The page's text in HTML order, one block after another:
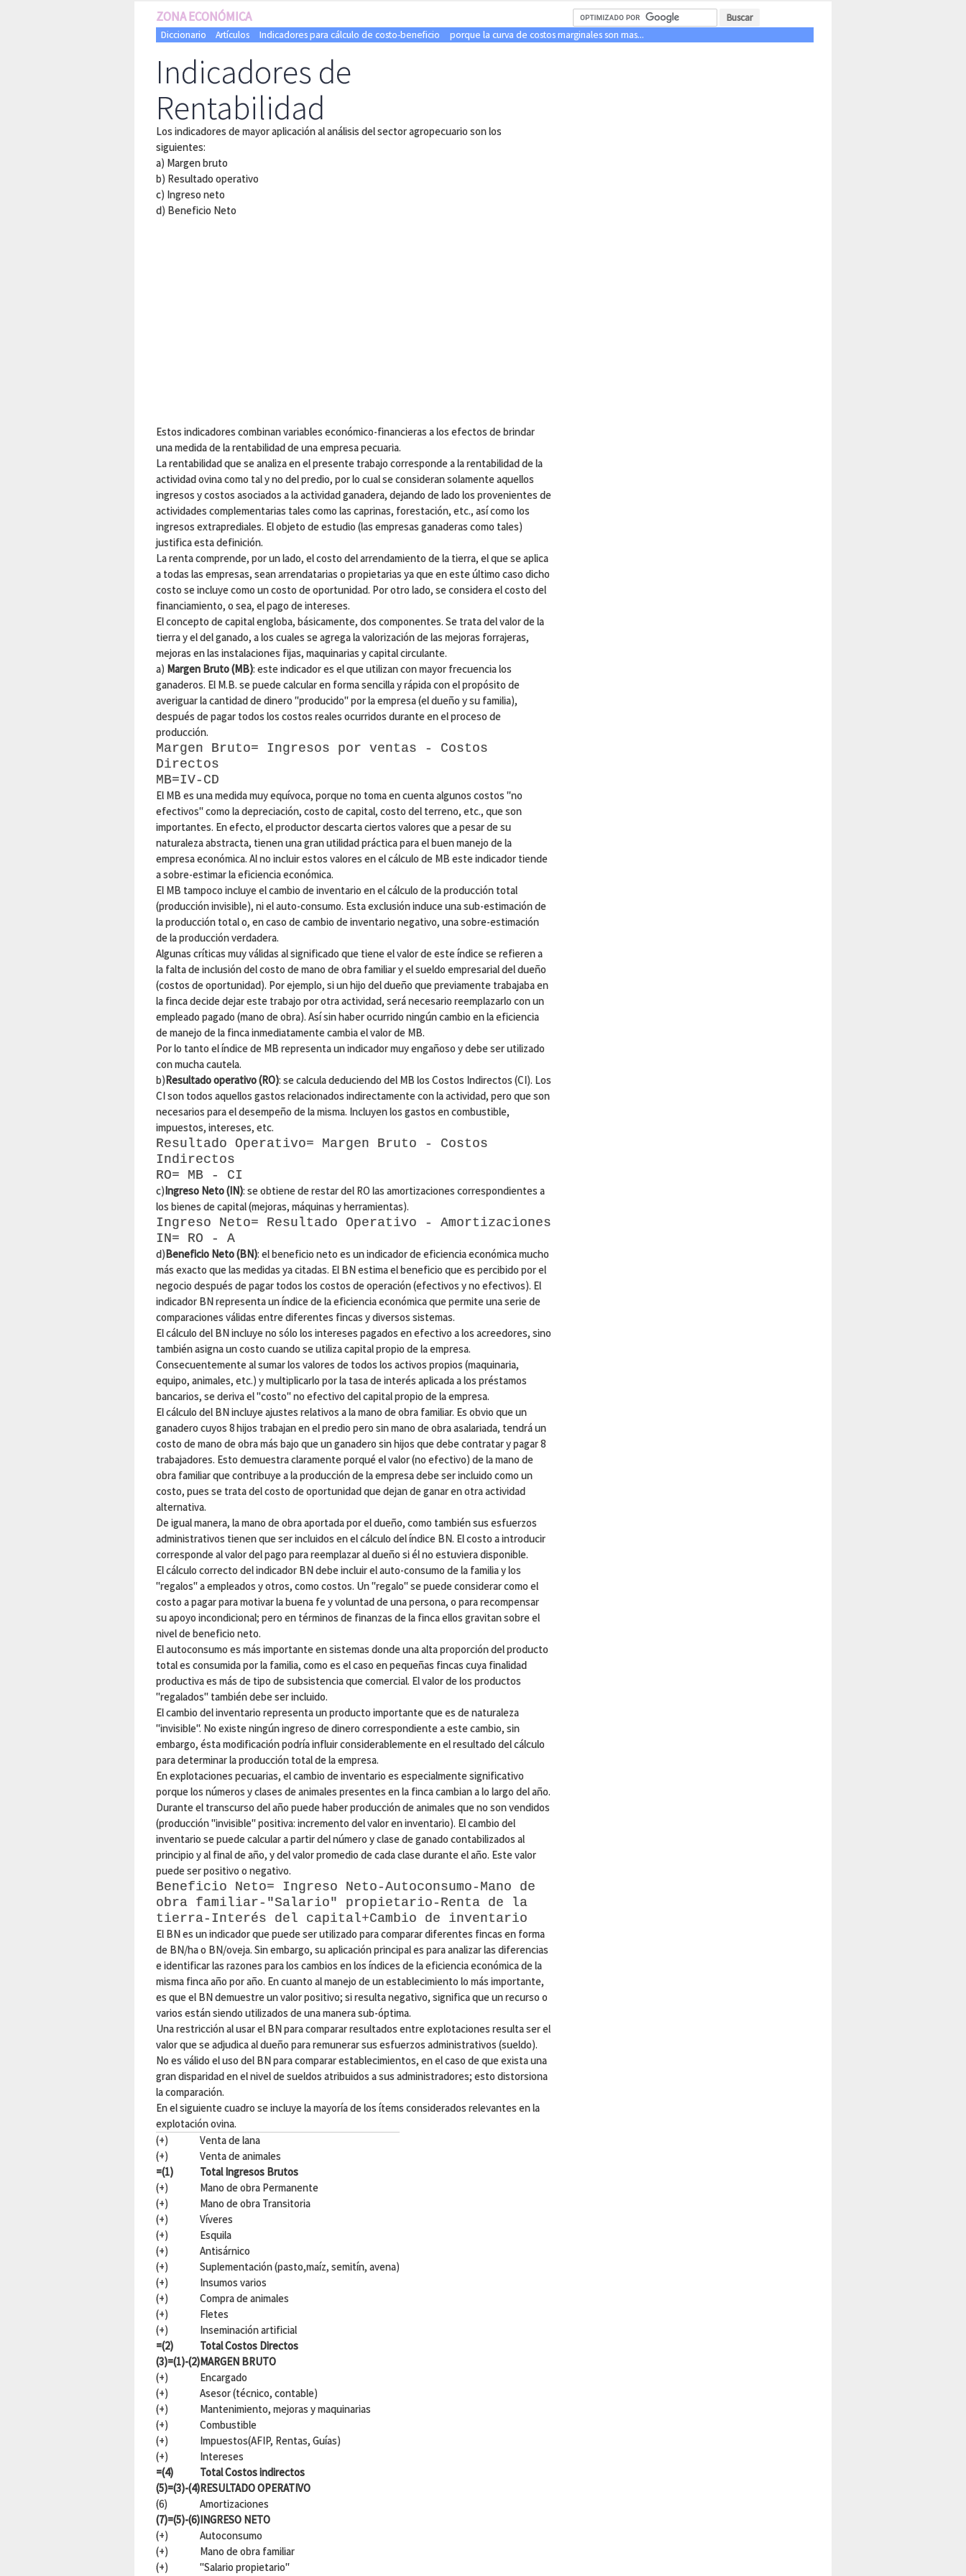
ZONA ECONÓMICA
Diccionario Artículos Indicadores para cálculo de costo-beneficio porque la curva de costos marginales son mas...
Indicadores de
Rentabilidad
Los indicadores de mayor aplicación al análisis del sector agropecuario son los
siguientes:
a) Margen bruto
b) Resultado operativo
c) Ingreso neto
d) Beneficio Neto
Estos indicadores combinan variables económico-financieras a los efectos de brindar
una medida de la rentabilidad de una empresa pecuaria.
La rentabilidad que se analiza en el presente trabajo corresponde a la rentabilidad de la
actividad ovina como tal y no del predio, por lo cual se consideran solamente aquellos
ingresos y costos asociados a la actividad ganadera, dejando de lado los provenientes de
actividades complementarias tales como las caprinas, forestación, etc., así como los
ingresos extraprediales. El objeto de estudio (las empresas ganaderas como tales)
justifica esta definición.
La renta comprende, por un lado, el costo del arrendamiento de la tierra, el que se aplica
a todas las empresas, sean arrendatarias o propietarias ya que en este último caso dicho
costo se incluye como un costo de oportunidad. Por otro lado, se considera el costo del
financiamiento, o sea, el pago de intereses.
El concepto de capital engloba, básicamente, dos componentes. Se trata del valor de la
tierra y el del ganado, a los cuales se agrega la valorización de las mejoras forrajeras,
mejoras en las instalaciones fijas, maquinarias y capital circulante.
a) Margen Bruto (MB): este indicador es el que utilizan con mayor frecuencia los
ganaderos. El M.B. se puede calcular en forma sencilla y rápida con el propósito de
averiguar la cantidad de dinero "producido" por la empresa (el dueño y su familia),
después de pagar todos los costos reales ocurridos durante en el proceso de
producción.
Margen Bruto= Ingresos por ventas - Costos
Directos
MB=IV-CD
El MB es una medida muy equívoca, porque no toma en cuenta algunos costos "no
efectivos" como la depreciación, costo de capital, costo del terreno, etc., que son
importantes. En efecto, el productor descarta ciertos valores que a pesar de su
naturaleza abstracta, tienen una gran utilidad práctica para el buen manejo de la
empresa económica. Al no incluir estos valores en el cálculo de MB este indicador tiende
a sobre-estimar la eficiencia económica.
El MB tampoco incluye el cambio de inventario en el cálculo de la producción total
(producción invisible), ni el auto-consumo. Esta exclusión induce una sub-estimación de
la producción total o, en caso de cambio de inventario negativo, una sobre-estimación
de la producción verdadera.
Algunas críticas muy válidas al significado que tiene el valor de este índice se refieren a
la falta de inclusión del costo de mano de obra familiar y el sueldo empresarial del dueño
(costos de oportunidad). Por ejemplo, si un hijo del dueño que previamente trabajaba en
la finca decide dejar este trabajo por otra actividad, será necesario reemplazarlo con un
empleado pagado (mano de obra). Así sin haber ocurrido ningún cambio en la eficiencia
de manejo de la finca inmediatamente cambia el valor de MB.
Por lo tanto el índice de MB representa un indicador muy engañoso y debe ser utilizado
con mucha cautela.
b)Resultado operativo (RO): se calcula deduciendo del MB los Costos Indirectos (CI). Los
CI son todos aquellos gastos relacionados indirectamente con la actividad, pero que son
necesarios para el desempeño de la misma. Incluyen los gastos en combustible,
impuestos, intereses, etc.
Resultado Operativo= Margen Bruto - Costos
Indirectos
RO= MB - CI
c)Ingreso Neto (IN): se obtiene de restar del RO las amortizaciones correspondientes a
los bienes de capital (mejoras, máquinas y herramientas).
Ingreso Neto= Resultado Operativo - Amortizaciones
IN= RO - A
d)Beneficio Neto (BN): el beneficio neto es un indicador de eficiencia económica mucho
más exacto que las medidas ya citadas. El BN estima el beneficio que es percibido por el
negocio después de pagar todos los costos de operación (efectivos y no efectivos). El
indicador BN representa un índice de la eficiencia económica que permite una serie de
comparaciones válidas entre diferentes fincas y diversos sistemas.
El cálculo del BN incluye no sólo los intereses pagados en efectivo a los acreedores, sino
también asigna un costo cuando se utiliza capital propio de la empresa.
Consecuentemente al sumar los valores de todos los activos propios (maquinaria,
equipo, animales, etc.) y multiplicarlo por la tasa de interés aplicada a los préstamos
bancarios, se deriva el "costo" no efectivo del capital propio de la empresa.
El cálculo del BN incluye ajustes relativos a la mano de obra familiar. Es obvio que un
ganadero cuyos 8 hijos trabajan en el predio pero sin mano de obra asalariada, tendrá un
costo de mano de obra más bajo que un ganadero sin hijos que debe contratar y pagar 8
trabajadores. Esto demuestra claramente porqué el valor (no efectivo) de la mano de
obra familiar que contribuye a la producción de la empresa debe ser incluido como un
costo, pues se trata del costo de oportunidad que dejan de ganar en otra actividad
alternativa.
De igual manera, la mano de obra aportada por el dueño, como también sus esfuerzos
administrativos tienen que ser incluidos en el cálculo del índice BN. El costo a introducir
corresponde al valor del pago para reemplazar al dueño si él no estuviera disponible.
El cálculo correcto del indicador BN debe incluir el auto-consumo de la familia y los
"regalos" a empleados y otros, como costos. Un "regalo" se puede considerar como el
costo a pagar para motivar la buena fe y voluntad de una persona, o para recompensar
su apoyo incondicional; pero en términos de finanzas de la finca ellos gravitan sobre el
nivel de beneficio neto.
El autoconsumo es más importante en sistemas donde una alta proporción del producto
total es consumida por la familia, como es el caso en pequeñas fincas cuya finalidad
productiva es más de tipo de subsistencia que comercial. El valor de los productos
"regalados" también debe ser incluido.
El cambio del inventario representa un producto importante que es de naturaleza
"invisible". No existe ningún ingreso de dinero correspondiente a este cambio, sin
embargo, ésta modificación podría influir considerablemente en el resultado del cálculo
para determinar la producción total de la empresa.
En explotaciones pecuarias, el cambio de inventario es especialmente significativo
porque los números y clases de animales presentes en la finca cambian a lo largo del año.
Durante el transcurso del año puede haber producción de animales que no son vendidos
(producción "invisible" positiva: incremento del valor en inventario). El cambio del
inventario se puede calcular a partir del número y clase de ganado contabilizados al
principio y al final de año, y del valor promedio de cada clase durante el año. Este valor
puede ser positivo o negativo.
Beneficio Neto= Ingreso Neto-Autoconsumo-Mano de
obra familiar-"Salario" propietario-Renta de la
tierra-Interés del capital+Cambio de inventario
El BN es un indicador que puede ser utilizado para comparar diferentes fincas en forma
de BN/ha o BN/oveja. Sin embargo, su aplicación principal es para analizar las diferencias
e identificar las razones para los cambios en los índices de la eficiencia económica de la
misma finca año por año. En cuanto al manejo de un establecimiento lo más importante,
es que el BN demuestre un valor positivo; si resulta negativo, significa que un recurso o
varios están siendo utilizados de una manera sub-óptima.
Una restricción al usar el BN para comparar resultados entre explotaciones resulta ser el
valor que se adjudica al dueño para remunerar sus esfuerzos administrativos (sueldo).
No es válido el uso del BN para comparar establecimientos, en el caso de que exista una
gran disparidad en el nivel de sueldos atribuidos a sus administradores; esto distorsiona
la comparación.
En el siguiente cuadro se incluye la mayoría de los ítems considerados relevantes en la
explotación ovina.
(+)
Venta de lana
(+)
Venta de animales
=(1)
Total Ingresos Brutos
(+)
Mano de obra Permanente
(+)
Mano de obra Transitoria
(+)
Víveres
(+)
Esquila
(+)
Antisárnico
(+)
Suplementación (pasto,maíz, semitín, avena)
(+)
Insumos varios
(+)
Compra de animales
(+)
Fletes
(+)
Inseminación artificial
=(2)
Total Costos Directos
(3)=(1)-(2)MARGEN BRUTO
(+)
Encargado
(+)
Asesor (técnico, contable)
(+)
Mantenimiento, mejoras y maquinarias
(+)
Combustible
(+)
Impuestos(AFIP, Rentas, Guías)
(+)
Intereses
=(4)
Total Costos indirectos
(5)=(3)-(4)RESULTADO OPERATIVO
(6)
Amortizaciones
(7)=(5)-(6)INGRESO NETO
(+)
Autoconsumo
(+)
Mano de obra familiar
(+)
"Salario propietario"